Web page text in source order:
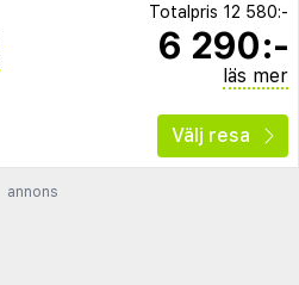
Totalpris 12 580:-
6 290:-
läs mer
Välj resa
annons